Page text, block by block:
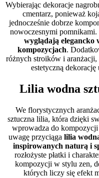
Wybierając dekoracje
cmentarz, ponieważ
jednocześnie dobrze
nowoczesnymi pomnikami.
wyglądają elegancko
kompozycjach.
różnych stroików i
estetyczną
Lilia wodna
We florystycznych
sztuczna lilia, która dzięki
wprowadza do kompozycji
uwagę przyciąga lilia
inspirowanych naturą i
rozłożyste płatki i
kompozycji w stylu zen,
których liczy się efekt